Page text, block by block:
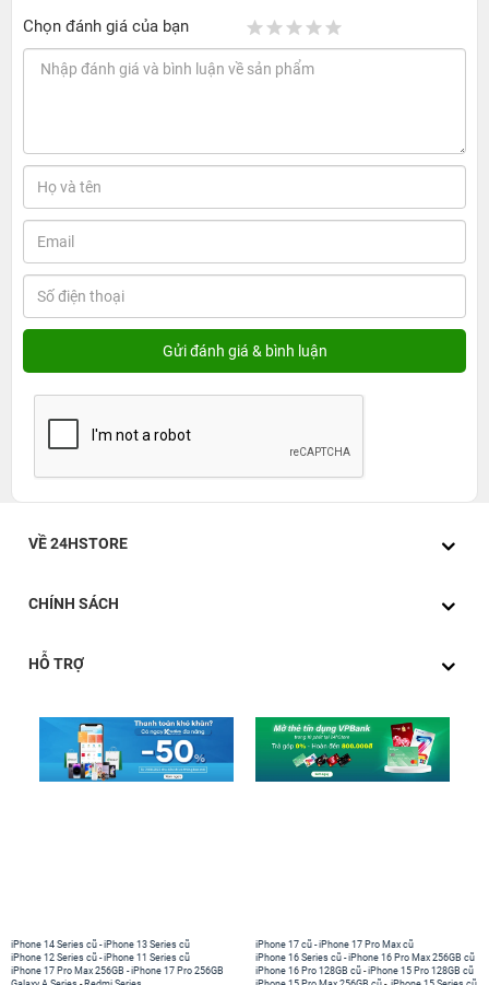
Với tính chất là độ cứng giúp chống sốc tốt cũng
như độ bền hoàn thiện
Sử dụng miếng dán cường lực bảo vệ cho màn hình điện
thoại là biện pháp được rất nhiều người dùng
smartphone sử dụng. Nhưng người tiêu dùng cần phải
HD iPhone XR/ 11 chất lượng là một sự lựa chọn không
Thiết kế khả năng chống vân tay cực kỳ tốt 0.26mm
mỏng nhẹ và kèm theo đó là ưu tiên khả năng bảo vệ
mắt tối ưu cho người dùng ngăn cản ánh sáng làm mắt
điện thoại truyền đến mắt với cự li gần , giảm mỏi mắt
Chọn đánh giá của bạn
VỀ 24HSTORE
CHÍNH SÁCH
HỖ TRỢ
iPhone 14 Series cũ -iPhone 13 Series cũ
iPhone 12 Series cũ -iPhone 11 Series cũ
iPhone 17 Pro Max 256GB -iPhone 17 Pro 256GB
iPhone 17 cũ -iPhone 17 Pro Max cũ
iPhone 16 Series cũ - iPhone 16 Pro Max 256GB cũ
iPhone 16 Pro 128GB cũ -iPhone 15 Pro 128GB cũ